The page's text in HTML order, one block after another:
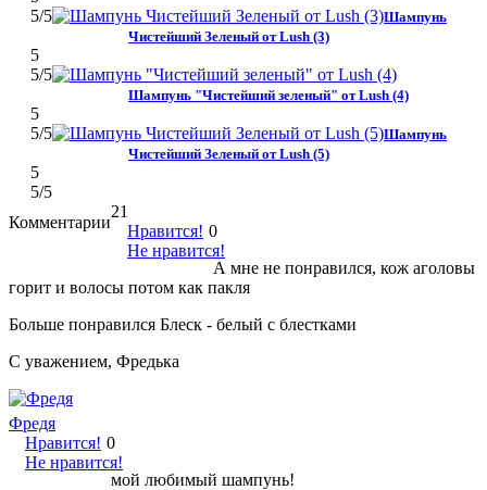
5/5
Шампунь
Чистейший Зеленый от Lush (3)
5
5/5
Шампунь "Чистейший зеленый" от Lush (4)
5
5/5
Шампунь
Чистейший Зеленый от Lush (5)
5
5/5
Комментарии
21
Нравится!
Не нравится!
0
А мне не понравился, кож аголовы
горит и волосы потом как пакля
Больше понравился Блеск - белый с блестками
С уважением, Фредька
Фредя
Нравится!
Не нравится!
0
мой любимый шампунь!